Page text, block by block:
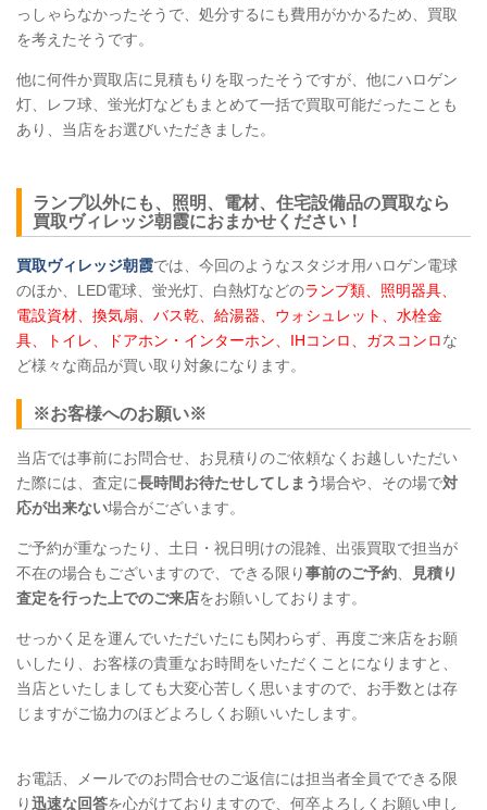
っしゃらなかったそうで、処分するにも費用がかかるため、買取
を考えたそうです。
他に何件か買取店に見積もりを取ったそうですが、他にハロゲン
灯、レフ球、蛍光灯などもまとめて一括で買取可能だったことも
あり、当店をお選びいただきました。
ランプ以外にも、照明、電材、住宅設備品の買取なら
買取ヴィレッジ朝霞におまかせください！
買取ヴィレッジ朝霞では、今回のようなスタジオ用ハロゲン電球
のほか、LED電球、蛍光灯、白熱灯などのランプ類、照明器具、
電設資材、換気扇、バス乾、給湯器、ウォシュレット、水栓金
具、トイレ、ドアホン・インターホン、IHコンロ、ガスコンロな
ど様々な商品が買い取り対象になります。
※お客様へのお願い※
当店では事前にお問合せ、お見積りのご依頼なくお越しいただい
た際には、査定に長時間お待たせしてしまう場合や、その場で対
応が出来ない場合がございます。
ご予約が重なったり、土日・祝日明けの混雑、出張買取で担当が
不在の場合もございますので、できる限り事前のご予約
見積り
査定を行った上でのご来店をお願いしております。
せっかく足を運んでいただいたにも関わらず、再度ご来店をお願
いしたり、お客様の貴重なお時間をいただくことになりますと、
当店といたしましても大変心苦しく思いますので、お手数とは存
じますがご協力のほどよろしくお願いいたします。
お電話、メールでのお問合せのご返信には担当者全員でできる限
り迅速な回答を心がけておりますので、何卒よろしくお願い申し